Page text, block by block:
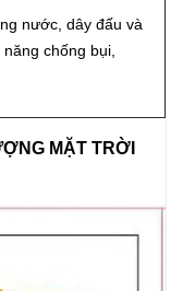
nước, dây đấu và
chống bụi,
MẶT TRỜI